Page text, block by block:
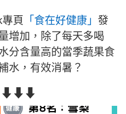
頁 「食在好健康」 發
增加，除了每天多喝
分含量高的當季蔬果食
水，有效消暑？
⬇⬇⬇